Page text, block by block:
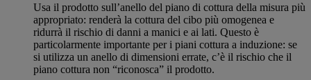
Usa il prodotto sull’anello del piano di cottura della misura più
appropriato: renderà la cottura del cibo più omogenea e
ridurrà il rischio di danni a manici e ai lati. Questo è
particolarmente importante per i piani cottura a induzione: se
si utilizza un anello di dimensioni errate, c’è il rischio che il
piano cottura non “riconosca” il prodotto.